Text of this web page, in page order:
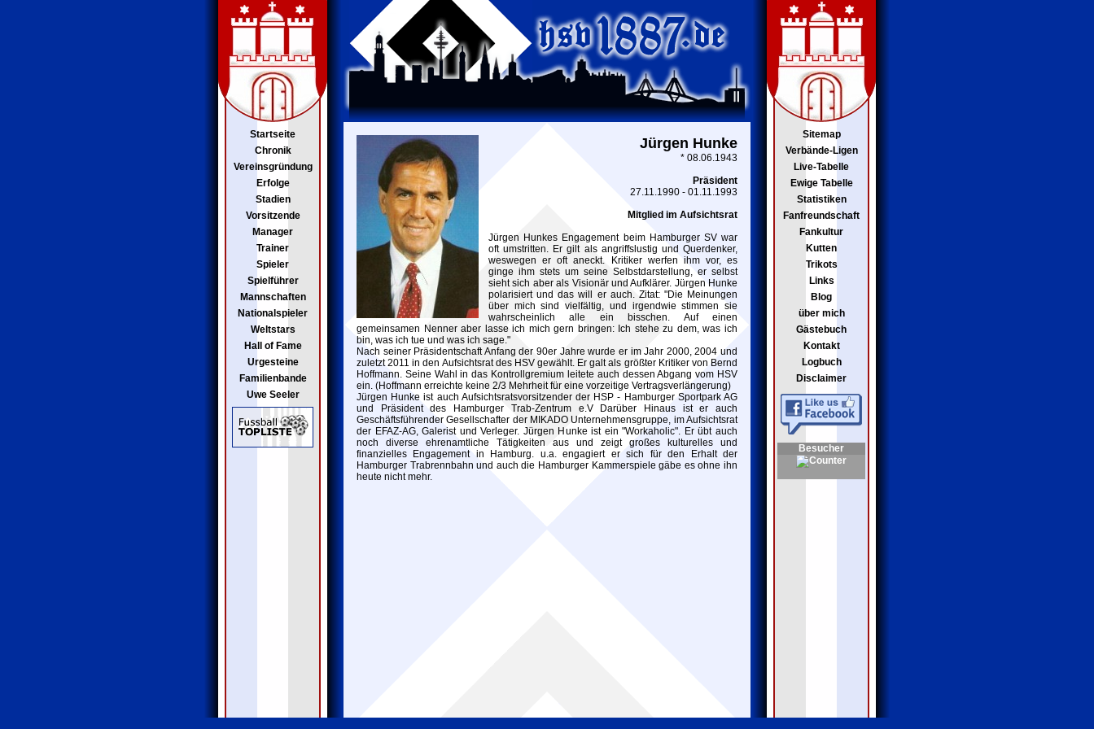
Startseite
Chronik
Vereinsgründung
Erfolge
Stadien
Vorsitzende
Manager
Trainer
Spieler
Spielführer
Mannschaften
Nationalspieler
Weltstars
Hall of Fame
Urgesteine
Familienbande
Uwe Seeler
Sitemap
Verbände-Ligen
Live-Tabelle
Ewige Tabelle
Statistiken
Fanfreundschaft
Fankultur
Kutten
Trikots
Links
Blog
über mich
Gästebuch
Kontakt
Logbuch
Disclaimer
Besucher
Jürgen Hunke
* 08.06.1943
Präsident
27.11.1990 - 01.11.1993
Mitglied im Aufsichtsrat
Jürgen Hunkes Engagement beim Hamburger SV war
oft umstritten. Er gilt als angriffslustig und Querdenker,
weswegen er oft aneckt. Kritiker werfen ihm vor, es
ginge ihm stets um seine Selbstdarstellung, er selbst
sieht sich aber als Visionär und Aufklärer. Jürgen Hunke
polarisiert und das will er auch. Zitat: "Die Meinungen
über mich sind vielfältig, und irgendwie stimmen sie
wahrscheinlich alle ein bisschen. Auf einen
gemeinsamen Nenner aber lasse ich mich gern bringen: Ich stehe zu dem, was ich
bin, was ich tue und was ich sage."
Nach seiner Präsidentschaft Anfang der 90er Jahre wurde er im Jahr 2000, 2004 und
zuletzt 2011 in den Aufsichtsrat des HSV gewählt. Er galt als größter Kritiker von Bernd
Hoffmann. Seine Wahl in das Kontrollgremium leitete auch dessen Abgang vom HSV
ein. (Hoffmann erreichte keine 2/3 Mehrheit für eine vorzeitige Vertragsverlängerung)
Jürgen Hunke ist auch Aufsichtsratsvorsitzender der HSP - Hamburger Sportpark AG
und Präsident des Hamburger Trab-Zentrum e.V Darüber Hinaus ist er auch
Geschäftsführender Gesellschafter der MIKADO Unternehmensgruppe, im Aufsichtsrat
der EFAZ-AG, Galerist und Verleger. Jürgen Hunke ist ein "Workaholic". Er übt auch
noch diverse ehrenamtliche Tätigkeiten aus und zeigt großes kulturelles und
finanzielles Engagement in Hamburg. u.a. engagiert er sich für den Erhalt der
Hamburger Trabrennbahn und auch die Hamburger Kammerspiele gäbe es ohne ihn
heute nicht mehr.